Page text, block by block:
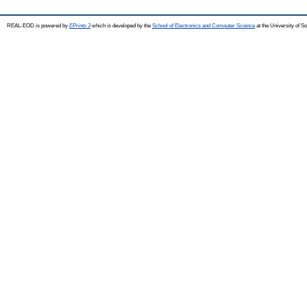
REAL-EOD is powered by EPrints 3which is developed by the School of Electronics and Computer Science at the University of